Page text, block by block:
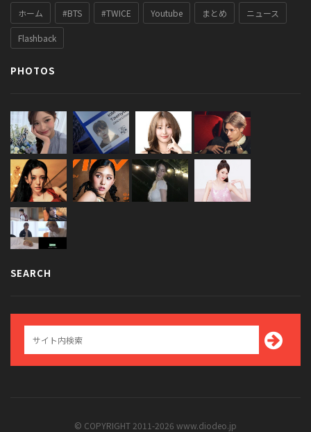
ホーム #BTS #TWICE Youtube まとめ ニュース
Flashback
PHOTOS
SEARCH
© COPYRIGHT 2011-2026 www.diodeo.jp